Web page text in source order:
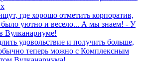
где хорошо отметить корпоратив,
было уютно и весело... А мы знаем! - У
Вулканариуме!
удовольствие и получить больше,
теперь можно с Комплексным